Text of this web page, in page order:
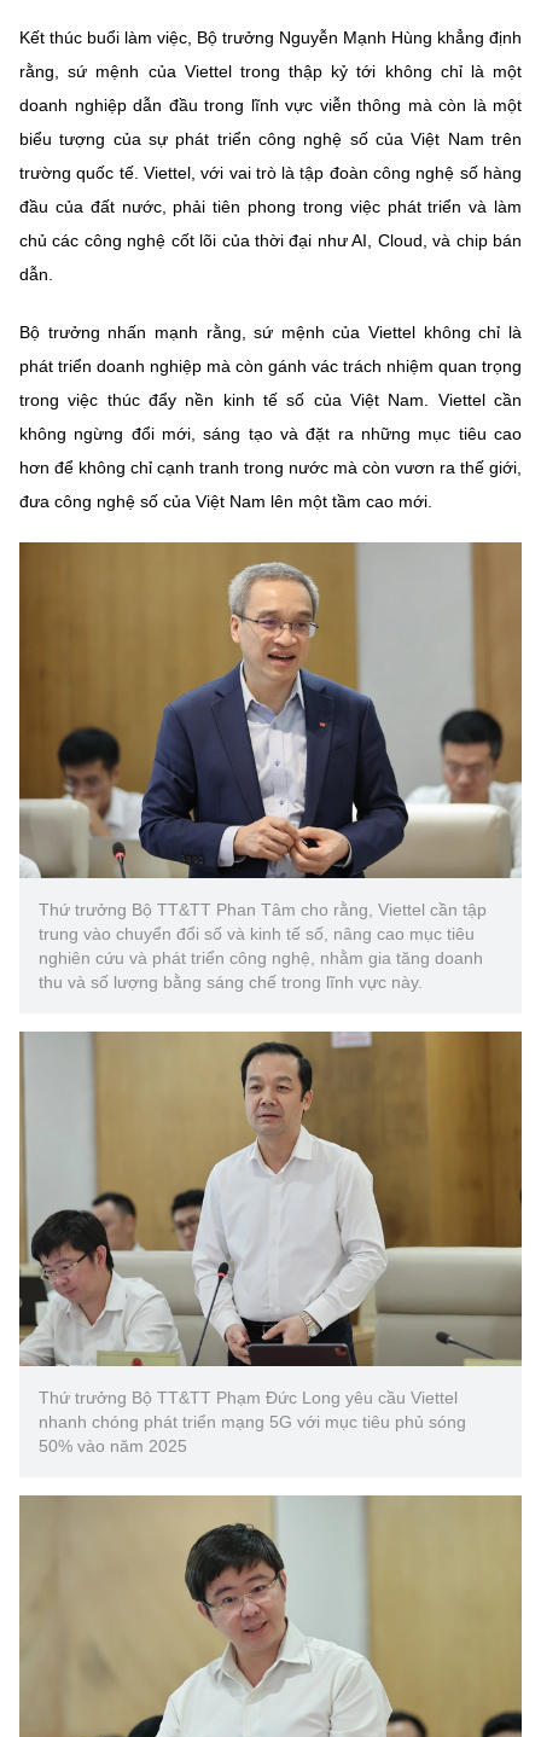
Kết thúc buổi làm việc, Bộ trưởng Nguyễn Mạnh Hùng khẳng định
rằng, sứ mệnh của Viettel trong thập kỷ tới không chỉ là một
doanh nghiệp dẫn đầu trong lĩnh vực viễn thông mà còn là một
biểu tượng của sự phát triển công nghệ số của Việt Nam trên
trường quốc tế. Viettel, với vai trò là tập đoàn công nghệ số hàng
đầu của đất nước, phải tiên phong trong việc phát triển và làm
chủ các công nghệ cốt lõi của thời đại như AI, Cloud, và chip bán
dẫn.
Bộ trưởng nhấn mạnh rằng, sứ mệnh của Viettel không chỉ là
phát triển doanh nghiệp mà còn gánh vác trách nhiệm quan trọng
trong việc thúc đẩy nền kinh tế số của Việt Nam. Viettel cần
không ngừng đổi mới, sáng tạo và đặt ra những mục tiêu cao
hơn để không chỉ cạnh tranh trong nước mà còn vươn ra thế giới,
đưa công nghệ số của Việt Nam lên một tầm cao mới.
Thứ trưởng Bộ TT&TT Phan Tâm cho rằng, Viettel cần tập
trung vào chuyển đổi số và kinh tế số, nâng cao mục tiêu
nghiên cứu và phát triển công nghệ, nhằm gia tăng doanh
thu và số lượng bằng sáng chế trong lĩnh vực này.
Thứ trưởng Bộ TT&TT Phạm Đức Long yêu cầu Viettel
nhanh chóng phát triển mạng 5G với mục tiêu phủ sóng
50% vào năm 2025